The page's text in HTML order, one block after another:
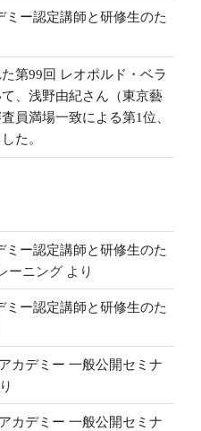
ー認定講師と研修生のた
第99回 レオポルド・ベラ
、浅野由紀さん（東京藝
員満場一致による第1位、
た。
ー認定講師と研修生のた
ーニング より
ー認定講師と研修生のた
カデミー 一般公開セミナ
カデミー 一般公開セミナ